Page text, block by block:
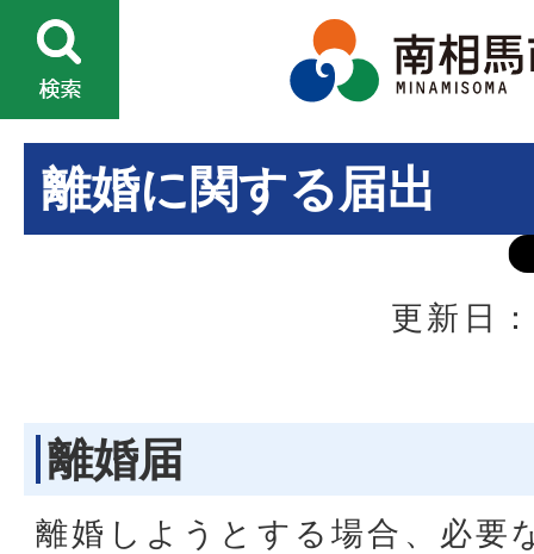
離婚に関する届出
更新日
離婚届
離婚しようとする場合、必要